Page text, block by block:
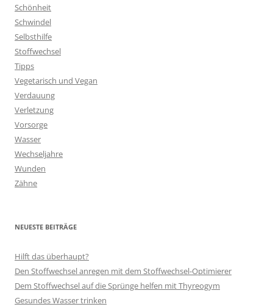
Schönheit
Schwindel
Selbsthilfe
Stoffwechsel
Tipps
Vegetarisch und Vegan
Verdauung
Verletzung
Vorsorge
Wasser
Wechseljahre
Wunden
Zähne
NEUESTE BEITRÄGE
Hilft das überhaupt?
Den Stoffwechsel anregen mit dem Stoffwechsel-Optimierer
Dem Stoffwechsel auf die Sprünge helfen mit Thyreogym
Gesundes Wasser trinken